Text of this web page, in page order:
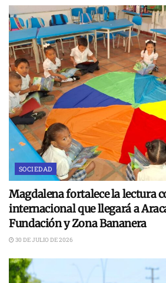
SOCIEDAD
Magdalena fortalece la lectura
internacional que llegará a
Fundación y Zona Bananera
30 DE JULIO DE 2026